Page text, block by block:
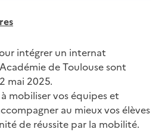
intégrer un internat
de Toulouse sont
mai 2025.
mobiliser vos équipes et
au mieux vos élèves
de réussite par la mobilité.